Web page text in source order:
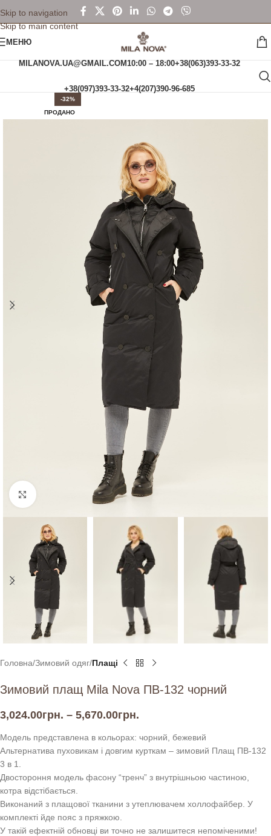
Skip to navigation
Skip to main content
МЕНЮ
MILANOVA.UA@GMAIL.COM10:00 – 18:00+38(063)393-33-32
+38(097)393-33-32+4(207)390-96-685
-32%
ПРОДАНО
Натисніть, щоб збільшити
Головна Зимовий одяг Плащі
Зимовий плащ Mila Nova ПВ-132 чорний
3,024.00грн. – 5,670.00грн.
Модель представлена в кольорах: чорний, бежевий
Альтернатива пуховикам і довгим курткам – зимовий Плащ ПВ-132
3 в 1.
Двостороння модель фасону “тренч” з внутрішньою частиною,
котра відстібається.
Виконаний з плащової тканини з утеплювачем холлофайбер. У
комплекті йде пояс з пряжкою.
У такій ефектній обновці ви точно не залишитеся непоміченими!